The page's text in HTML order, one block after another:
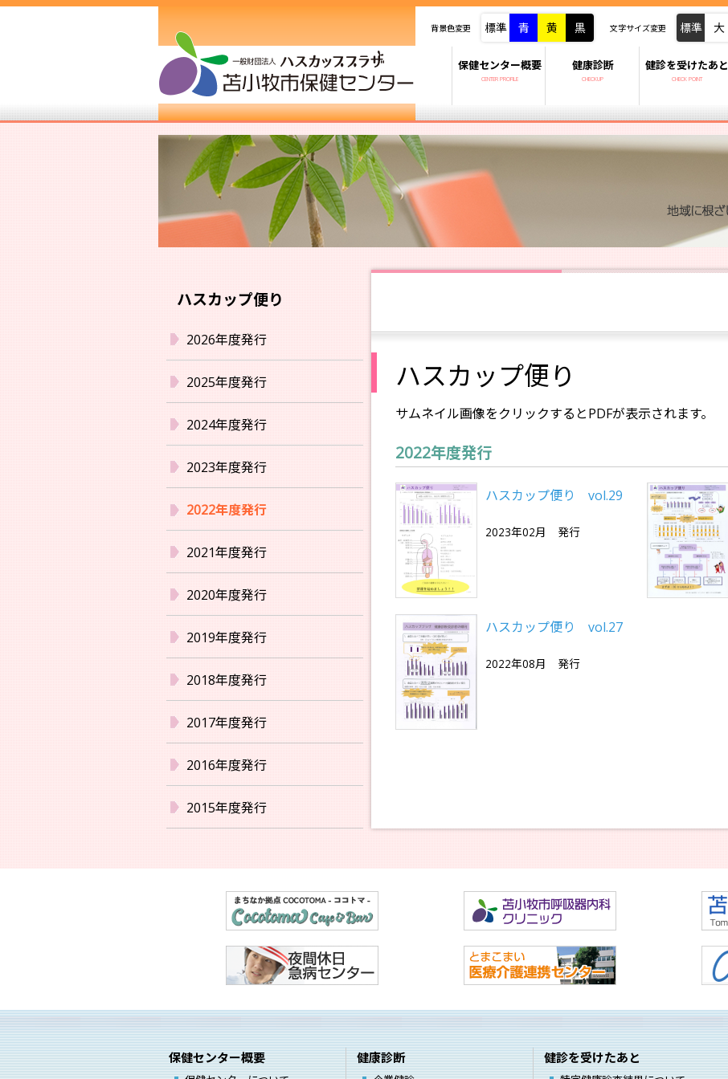
背景色変更 標準 青 黄 黒 文字サイズ変更 標準 大
保健センター概要
CENTER PROFILE
健康診断
CHECKUP
健診を受けたあと
CHECK POINT
ハスカップ便り
サムネイル画像をクリックするとPDFが表示されます。
2022年度発行
ハスカップ便り vol.29
2023年02月 発行
ハスカップ便り vol.27
2022年08月 発行
ハスカップ便り
2026年度発行
2025年度発行
2024年度発行
2023年度発行
2022年度発行
2021年度発行
2020年度発行
2019年度発行
2018年度発行
2017年度発行
2016年度発行
2015年度発行
保健センター概要 健康診断 健診を受けたあと